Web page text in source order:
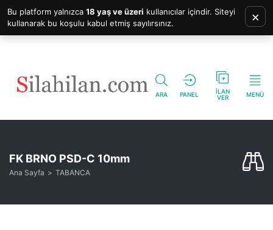
ARA PANEL
İLAN
VER
MENÜ
FK BRNO PSD-C 10mm
Ana Sayfa TABANCA
Bu platform yalnızca 18 yaş ve üzeri kullanıcılar içindir. Siteyi
kullanarak bu koşulu kabul etmiş sayılırsınız.
×